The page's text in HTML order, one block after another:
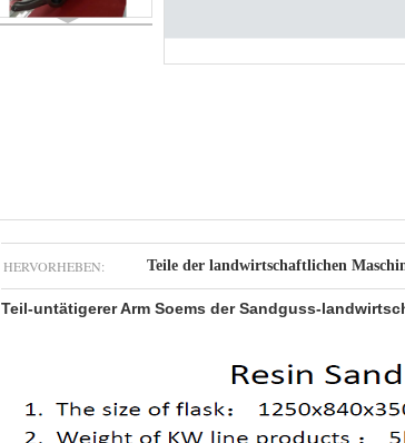
HERVORHEBEN: Teile der landwirtschaftlichen
Teil-untätigerer Arm Soems der Sandguss-